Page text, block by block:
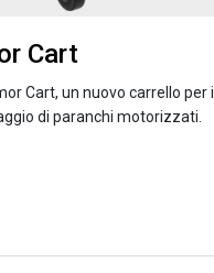
Cart
Cart, un nuovo carrello per il
di paranchi motorizzati.